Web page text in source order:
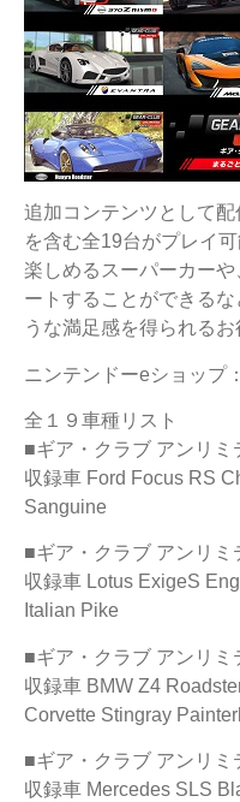
追加コンテンツとして
を含む全19台がプレイ
楽しめるスーパーカー
ートすることができる
うな満足感を得られるお
ニンテンドーeショップ：
全１９車種リスト
■ギア・クラブ アンリミ
収録車 Ford Focus RS
Sanguine
■ギア・クラブ アンリミ
収録車 Lotus ExigeS
Italian Pike
■ギア・クラブ アンリミ
収録車 BMW Z4
Corvette Stingray
■ギア・クラブ アンリミ
収録車 Mercedes SLS